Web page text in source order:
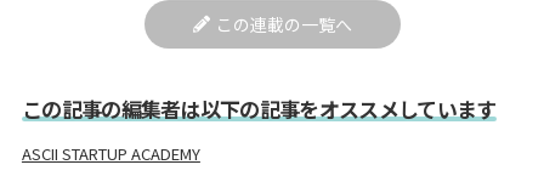
この連載の一覧へ
この記事の編集者は以下の記事をオススメしています
ASCII STARTUP ACADEMY